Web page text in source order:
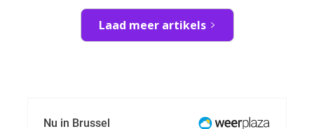
Laad meer artikels